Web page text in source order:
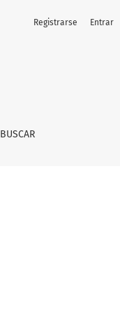
BUSCAR
Registrarse Entrar